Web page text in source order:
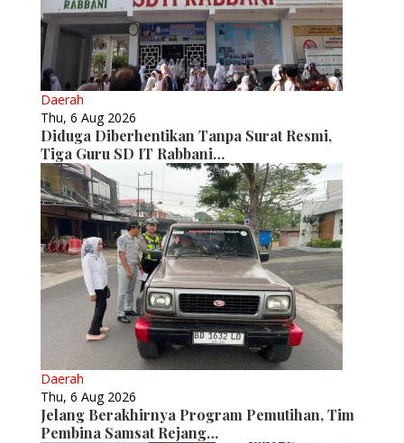
Daerah
Thu, 6 Aug 2026
Diduga Diberhentikan Tanpa Surat Resmi,
Tiga Guru SD IT Rabbani…
Daerah
Thu, 6 Aug 2026
Jelang Berakhirnya Program Pemutihan, Tim
Pembina Samsat Rejang…